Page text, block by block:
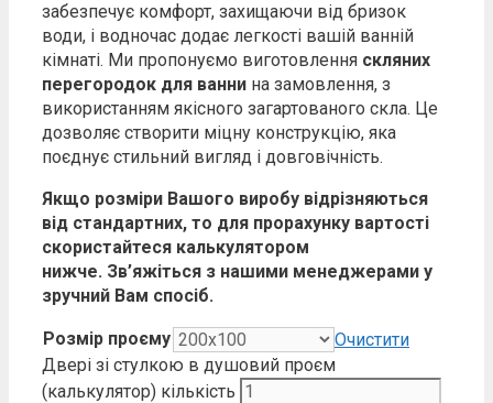
забезпечує комфорт, захищаючи від бризок
води, і водночас додає легкості вашій ванній
кімнаті. Ми пропонуємо виготовлення скляних
перегородок для ванни на замовлення, з
використанням якісного загартованого скла. Це
дозволяє створити міцну конструкцію, яка
поєднує стильний вигляд і довговічність.
Якщо розміри Вашого виробу відрізняються
від стандартних, то для прорахунку вартості
скористайтеся калькулятором
нижче. Зв’яжіться з нашими менеджерами у
зручний Вам спосіб.
Розмір проєму
Очистити
Двері зі стулкою в душовий проєм
(калькулятор) кількість